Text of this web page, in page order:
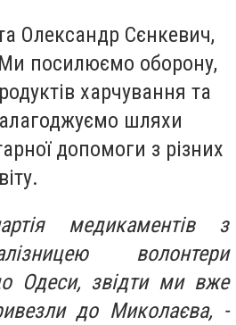
Олександр Сєнкевич,
Ми посилюємо оборону,
харчування та
шляхи
допомоги з різних
медикаментів з
волонтери
Одеси, звідти ми вже
до Миколаєва, -